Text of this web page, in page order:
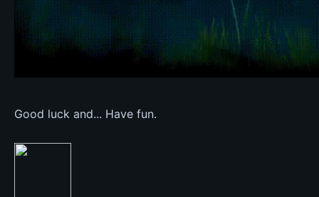
Good luck and... Have fun.